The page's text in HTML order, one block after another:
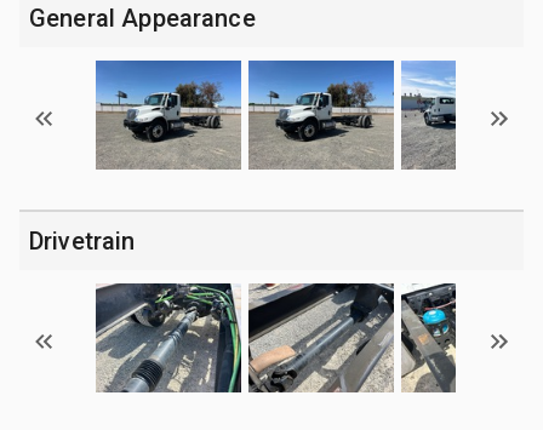
General Appearance
Drivetrain